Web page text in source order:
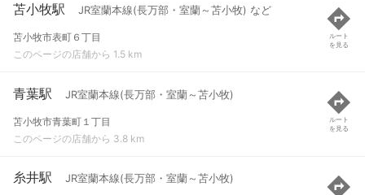
苫小牧駅 JR室蘭本線(長万部・室蘭～苫小牧) など
苫小牧市表町６丁目
このページの店舗から 1.5 km
ルート
を見る
青葉駅 JR室蘭本線(長万部・室蘭～苫小牧)
苫小牧市青葉町１丁目
このページの店舗から 3.8 km
ルート
を見る
糸井駅 JR室蘭本線(長万部・室蘭～苫小牧)